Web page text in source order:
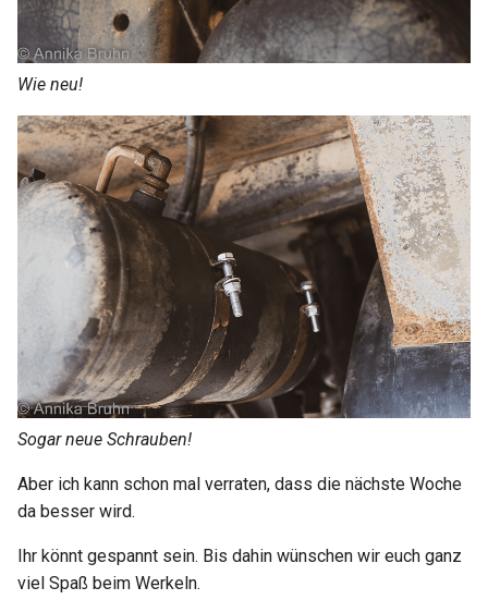
Wie neu!
Sogar neue Schrauben!
Aber ich kann schon mal verraten, dass die nächste Woche
da besser wird.
Ihr könnt gespannt sein. Bis dahin wünschen wir euch ganz
viel Spaß beim Werkeln.